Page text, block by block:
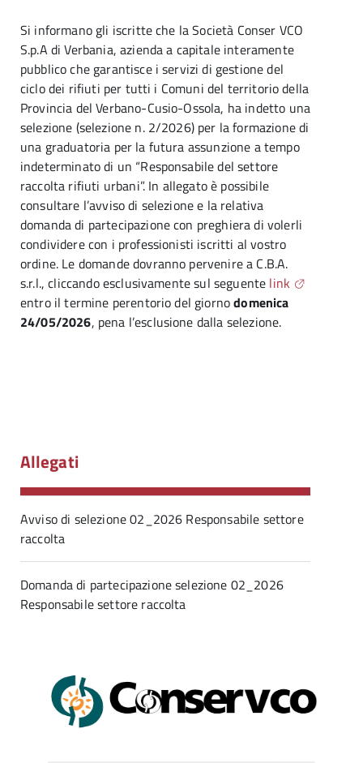
Si informano gli iscritte che la Società Conser VCO
S.p.A di Verbania, azienda a capitale interamente
pubblico che garantisce i servizi di gestione del
ciclo dei rifiuti per tutti i Comuni del territorio della
Provincia del Verbano-Cusio-Ossola, ha indetto una
selezione (selezione n. 2/2026) per la formazione di
una graduatoria per la futura assunzione a tempo
indeterminato di un “Responsabile del settore
raccolta rifiuti urbani”. In allegato è possibile
consultare l’avviso di selezione e la relativa
domanda di partecipazione con preghiera di volerli
condividere con i professionisti iscritti al vostro
ordine. Le domande dovranno pervenire a C.B.A.
s.r.l., cliccando esclusivamente sul seguente link
entro il termine perentorio del giornodomenica
24/05/2026, pena l’esclusione dalla selezione.
Allegati
Avviso di selezione 02_2026 Responsabile settore
raccolta
Domanda di partecipazione selezione 02_2026
Responsabile settore raccolta